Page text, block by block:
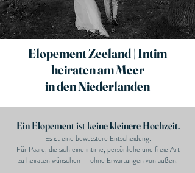
Elopement Zeeland | Intim
heiraten am Meer
in den Niederlanden
Ein Elopement ist keine kleinere Hochzeit.
Es ist eine bewusstere Entscheidung.
Für Paare, die sich eine intime, persönliche und freie Art
zu heiraten wünschen — ohne Erwartungen von außen.